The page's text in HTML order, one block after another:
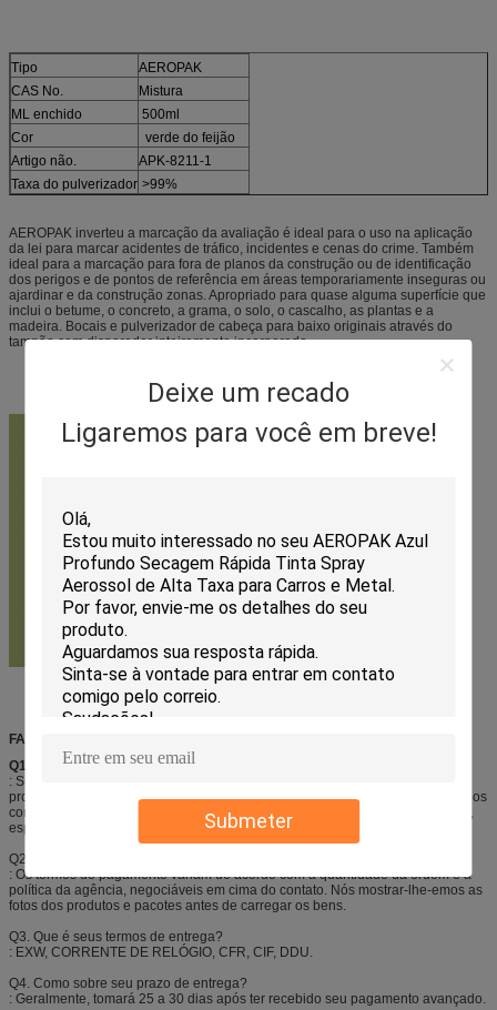
Deixe um recado
Ligaremos para você em breve!
Submeter
Tipo
AEROPAK
CAS No.
Mistura
ML enchido
500ml
Cor
verde do feijão
Artigo não.
APK-8211-1
Taxa do pulverizador >99%
AEROPAK inverteu a marcação da avaliação é ideal para o uso na aplicação
da lei para marcar acidentes de tráfico, incidentes e cenas do crime. Também
ideal para a marcação para fora de planos da construção ou de identificação
dos perigos e de pontos de referência em áreas temporariamente inseguras ou
ajardinar e da construção zonas. Apropriado para quase alguma superfície que
inclui o betume, o concreto, a grama, o solo, o cascalho, as plantas e a
madeira. Bocais e pulverizador de cabeça para baixo originais através do
tampão com disparador inteiramente incorporado.
FAQ
Q1.
É você fabricante?
: Sim, nós Shenzhen eu-como o produto químico fino somos um fabricante
profissional de produtos do aerossol, especialmente em produtos dos cuidados
com o carro, pinturas à pistola de Aeropak, aferidor e inflators do pneumático,
espanadores do ar, esparadrapos do pulverizador, etc.
Q2. Que é seus termos de pagamento?
: Os termos do pagamento variam de acordo com a quantidade da ordem e a
política da agência, negociáveis em cima do contato. Nós mostrar-lhe-emos as
fotos dos produtos e pacotes antes de carregar os bens.
Q3. Que é seus termos de entrega?
: EXW, CORRENTE DE RELÓGIO, CFR, CIF, DDU.
Q4. Como sobre seu prazo de entrega?
: Geralmente, tomará 25 a 30 dias após ter recebido seu pagamento avançado.